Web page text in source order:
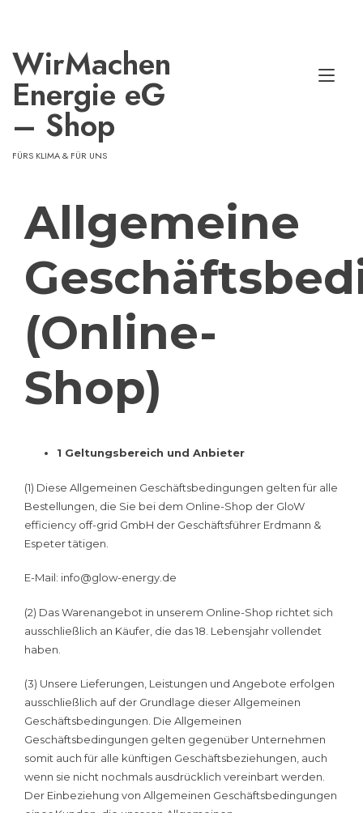
WirMachen​
Energie eG
– Shop
FÜRS KLIMA & FÜR UNS
Allgemeine
(Online-
Shop)
1 Geltungsbereich und Anbieter
(1) Diese Allgemeinen Geschäftsbedingungen gelten für alle
Bestellungen, die Sie bei dem Online-Shop der GloW
efficiency off-grid GmbH der Geschäftsführer Erdmann &
Espeter tätigen.
E-Mail: info@glow-energy.de
(2) Das Warenangebot in unserem Online-Shop richtet sich
ausschließlich an Käufer, die das 18. Lebensjahr vollendet
haben.
(3) Unsere Lieferungen, Leistungen und Angebote erfolgen
ausschließlich auf der Grundlage dieser Allgemeinen
Geschäftsbedingungen. Die Allgemeinen
Geschäftsbedingungen gelten gegenüber Unternehmen
somit auch für alle künftigen Geschäftsbeziehungen, auch
wenn sie nicht nochmals ausdrücklich vereinbart werden.
Der Einbeziehung von Allgemeinen Geschäftsbedingungen